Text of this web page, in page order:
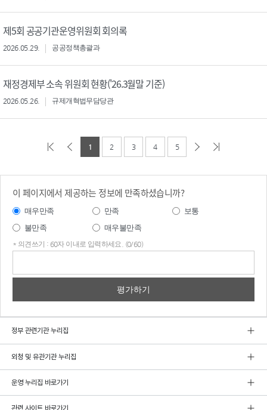
제5회 공공기관운영위원회 회의록
2026.05.29. 공공정책총괄과
재정경제부 소속 위원회 현황('26.3월말 기준)
2026.05.26. 규제개혁법무담당관
1 2 3 4 5
이 페이지에서 제공하는 정보에 만족하셨습니까?
매우만족 만족
보통
불만족
매우불만족
* 의견쓰기 : 60자 이내로 입력하세요. (0/60)
정부 관련기관 누리집
외청 및 유관기관 누리집
운영 누리집 바로가기
관련 사이트 바로가기